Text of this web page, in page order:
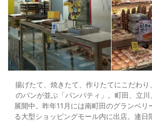
揚げたて、焼きたて、作りたてにこだわ
のパンが並ぶ「パンパティ」。町田、立
展開中。昨年11月には南町田のグランベリ
る大型ショッピングモール内に出店。連日